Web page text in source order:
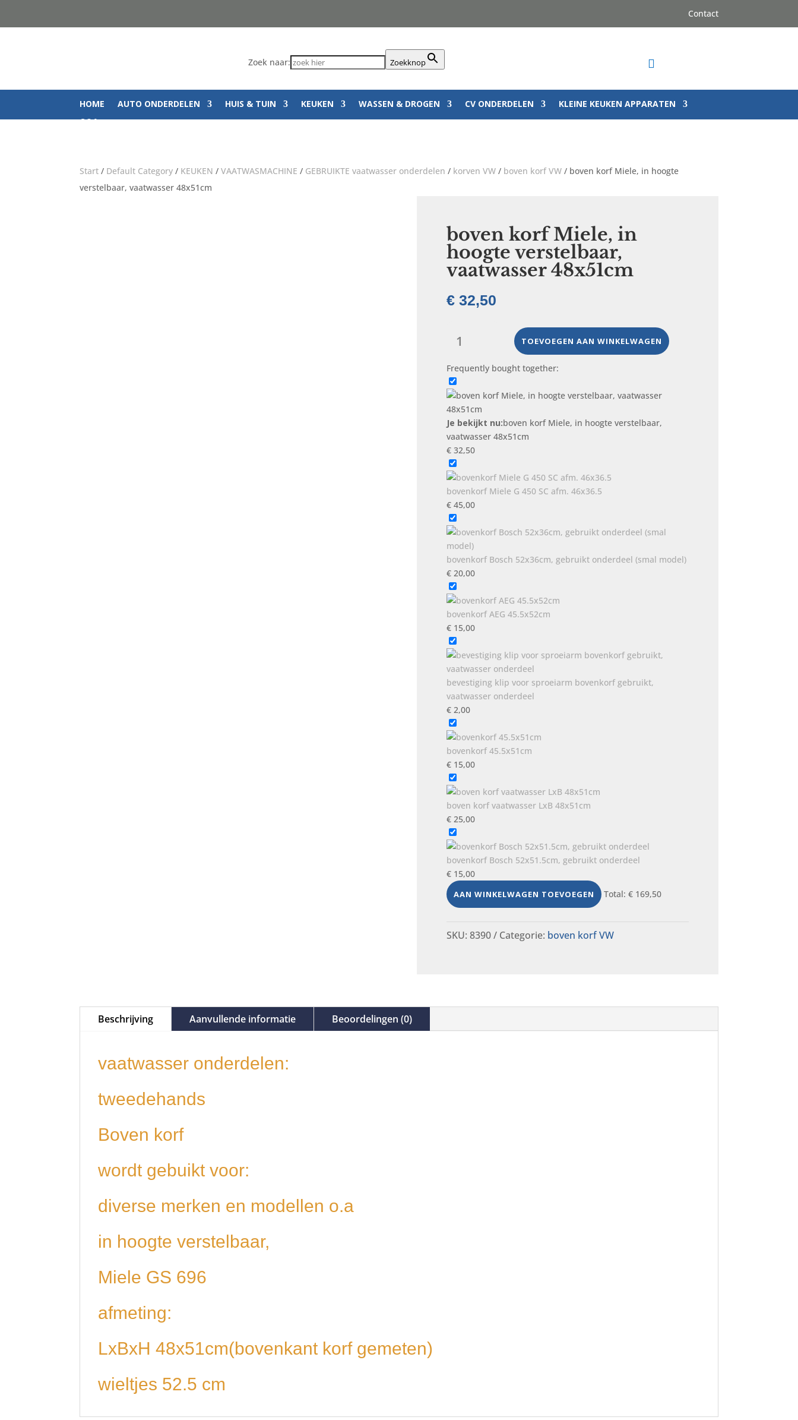
Contact
Zoek naar: Zoekknop 
HOME AUTO ONDERDELEN HUIS & TUIN KEUKEN WASSEN & DROGEN CV ONDERDELEN
KLEINE KEUKEN APPARATEN
Q&A
Start / Default Category / KEUKEN /VAATWASMACHINE / GEBRUIKTE vaatwasser onderdelen / korven VW / boven korf VW / boven korf Miele, in hoogte
verstelbaar, vaatwasser 48x51cm
boven korf Miele, in
hoogte verstelbaar,
vaatwasser 48x51cm
€32,50
korf
in
hoogte
verstelbaar,
vaatwasser
48x51cm
aantal
TOEVOEGEN AAN WINKELWAGEN
Frequently bought together:
Je bekijkt nu:boven korf Miele, in hoogte verstelbaar,
vaatwasser 48x51cm
€32,50
bovenkorf Miele G 450 SC afm. 46x36.5
€45,00
bovenkorf Bosch 52x36cm, gebruikt onderdeel (smal model)
€20,00
bovenkorf AEG 45.5x52cm
€15,00
bevestiging klip voor sproeiarm bovenkorf gebruikt,
vaatwasser onderdeel
€2,00
bovenkorf 45.5x51cm
€15,00
boven korf vaatwasser LxB 48x51cm
€25,00
bovenkorf Bosch 52x51.5cm, gebruikt onderdeel
€15,00
AAN WINKELWAGEN TOEVOEGEN Total: €169,50
SKU: 8390 Categorie: boven korf VW
Beschrijving Aanvullende informatie Beoordelingen (0)
vaatwasser onderdelen:
tweedehands
Boven korf
wordt gebuikt voor:
diverse merken en modellen o.a
in hoogte verstelbaar,
Miele GS 696
afmeting:
LxBxH 48x51cm(bovenkant korf gemeten)
wieltjes 52.5 cm